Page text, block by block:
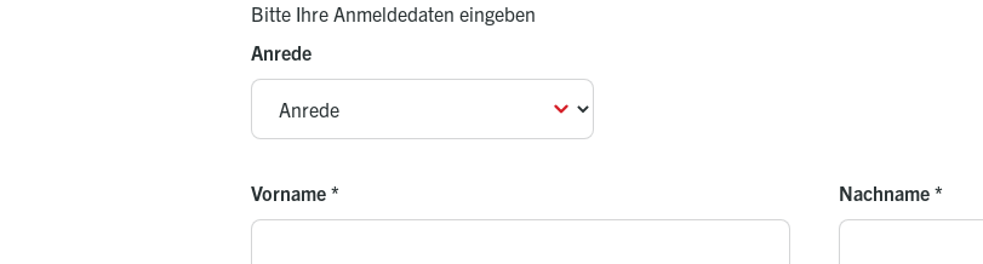
Bitte Ihre Anmeldedaten eingeben
Anrede
Vorname * Nachname *